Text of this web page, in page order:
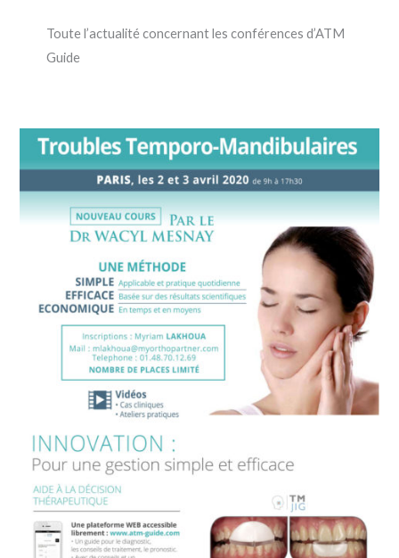
Toute l’actualité concernant les conférences d’ATM
Guide
Nouveau
cours
par
le